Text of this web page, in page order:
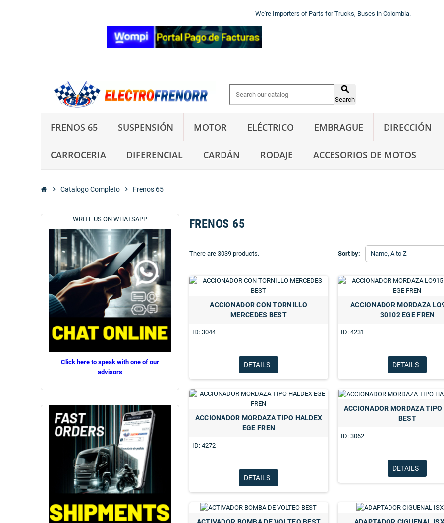
We're Importers of Parts for Trucks, Buses in Colombia.

Search
FRENOS 65 SUSPENSIÓN MOTOR ELÉCTRICO EMBRAGUE DIRECCIÓN
CARROCERIA DIFERENCIAL CARDÁN RODAJE ACCESORIOS DE MOTOS
chevron_right Catalogo Completo chevron_right Frenos 65
WRITE US ON WHATSAPP
Click here to speak with one of our
advisors
FRENOS 65
Sort by: Name, A to Z
There are 3039 products.
ACCIONADOR CON TORNILLO
MERCEDES BEST
ID: 3044
DETAILS
ACCIONADOR MORDAZA
30102 EGE FREN
ID: 4231
DETAILS
ACCIONADOR MORDAZA TIPO HALDEX
EGE FREN
ID: 4272
DETAILS
ACCIONADOR MORDAZA TIPO
BEST
ID: 3062
DETAILS
ACTIVADOR BOMBA DE VOLTEO BEST ADAPTADOR CIGUENAL